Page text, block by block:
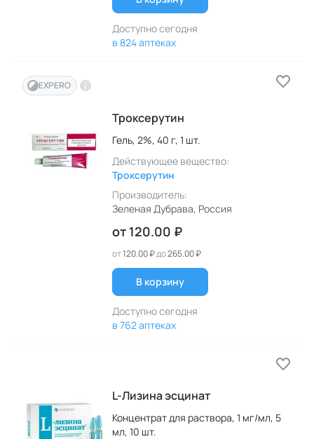
Доступно сегодня
в 824 аптеках
EXPERO
Троксерутин
Гель, 2%, 40 г, 1 шт.
Действующее вещество:
Троксерутин
Производитель:
Зеленая Дубрава, Россия
от 120.00 ₽
от120.00 ₽до265.00 ₽
В корзину
Доступно сегодня
в 762 аптеках
L-Лизина эсцинат
Концентрат для раствора, 1 мг/мл, 5
мл, 10 шт.